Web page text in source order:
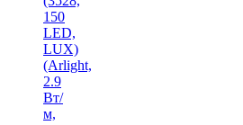
150
LED,
LUX)
(Arlight,
2.9
Вт/
м,